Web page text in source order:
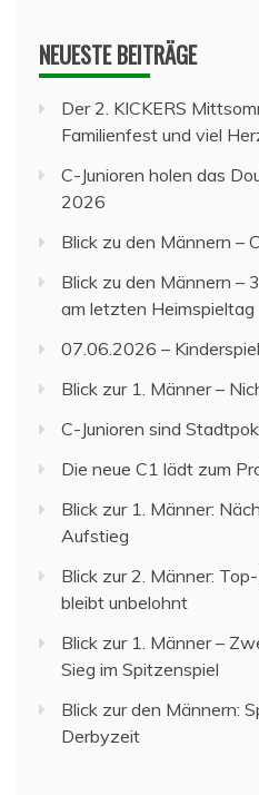
NEUESTE BEITRÄGE
Der 2. KICKERS
Familienfest und viel
C-Junioren holen das
2026
Blick zu den Männern –
Blick zu den Männern –
am letzten Heimspieltag
07.06.2026 –
Blick zur 1. Männer –
C-Junioren sind
Die neue C1 lädt zum
Blick zur 1. Männer:
Aufstieg
Blick zur 2. Männer:
bleibt unbelohnt
Blick zur 1. Männer –
Sieg im Spitzenspiel
Blick zur den Männern:
Derbyzeit